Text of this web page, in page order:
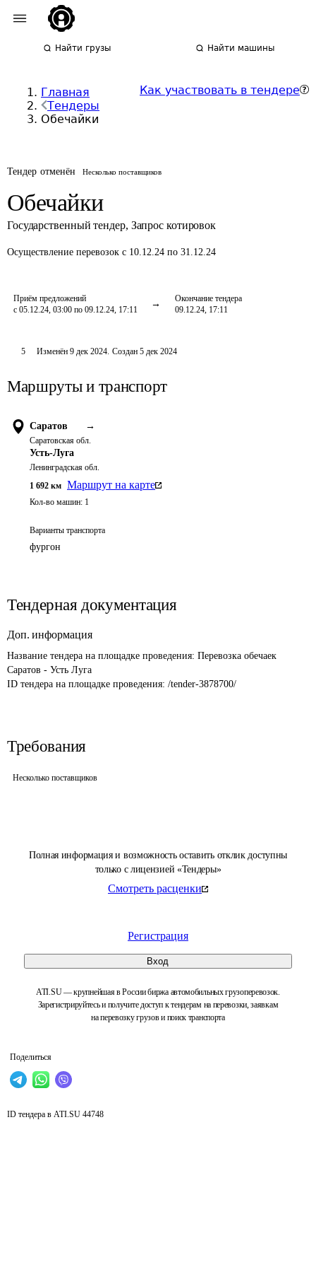
Найти грузы Найти машины
Главная
Тендеры
Обечайки
Как участвовать в тендере
Тендер отменён Несколько поставщиков
Обечайки
Государственный тендер, Запрос котировок
Осуществление перевозок с 10.12.24 по 31.12.24
Приём предложений
с 05.12.24, 03:00 по 09.12.24, 17:11
Окончание тендера
09.12.24, 17:11
Полная информация и возможность оставить отклик доступны
только с лицензией «Тендеры»
Смотреть расценки
Регистрация
Вход
ATI.SU — крупнейшая в России биржа автомобильных грузоперевозок.
Зарегистрируйтесь и получите доступ к тендерам на перевозки, заявкам
на перевозку грузов и поиск транспорта
Поделиться
5 Изменён 9 дек 2024. Создан 5 дек 2024
Маршруты и транспорт
Саратов →
Саратовская обл.
Усть-Луга
Ленинградская обл.
1 692 км Маршрут на карте
Кол-во машин: 1
Варианты транспорта
фургон
Тендерная документация
Доп. информация
Название тендера на площадке проведения: Перевозка обечаек
Саратов - Усть Луга
ID тендера на площадке проведения: /tender-3878700/
Требования
Несколько поставщиков
ID тендера в ATI.SU 44748